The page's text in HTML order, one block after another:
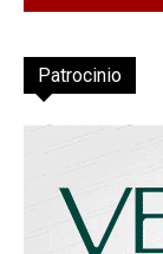
Patrocinio